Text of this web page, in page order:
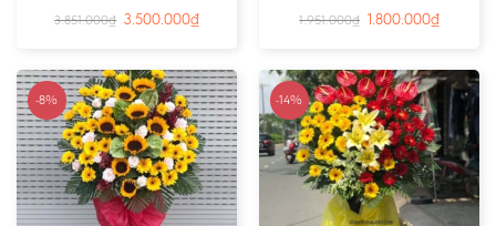
3.851.000₫ 3.500.000₫ 1.951.000₫ 1.800.000₫
-8% -14%